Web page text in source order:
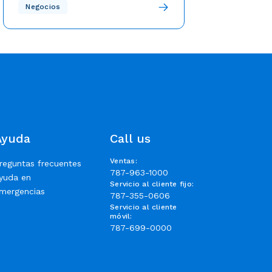
Nuestro equipo de expertos está
restablecer los servicios tras el paso
¡Conoce el protocolo aquí!
Negocios
frecuentes
en
Call us
Ventas:
787-963-1000
Servicio al cliente fijo:
787-355-0606
Servicio al cliente
móvil:
787-699-0000